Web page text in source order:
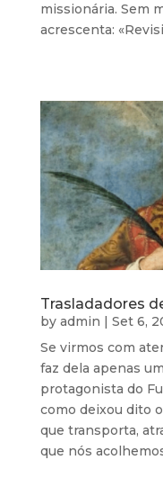
missionária. Sem
acrescenta:
Trasladadores
by admin Set 6,
Se virmos com
faz dela apenas
protagonista do
como deixou dito
que transporta,
que nós